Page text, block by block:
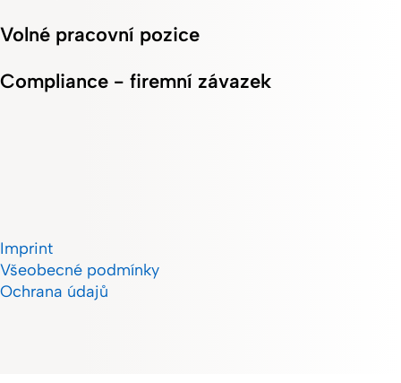
Volné pracovní pozice
Compliance - firemní závazek
Imprint
Všeobecné podmínky
Ochrana údajů